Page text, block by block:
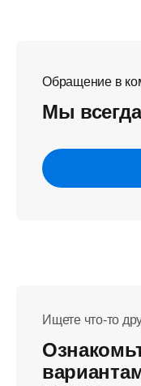
Обращение в
Мы
Ищете что-то